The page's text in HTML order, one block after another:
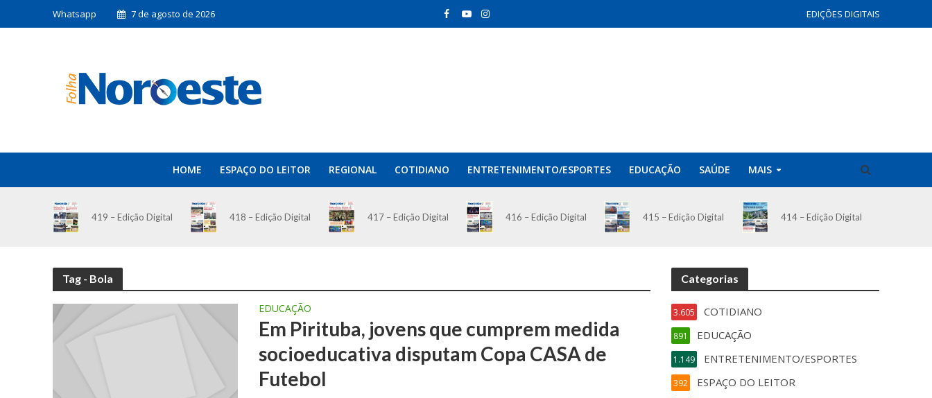
Whatsapp 7 de agosto de 2026 EDIÇÕES DIGITAIS
HOME ESPAÇO DO LEITOR REGIONAL COTIDIANO ENTRETENIMENTO/ESPORTES EDUCAÇÃO SAÚDE MAIS
419 – Edição Digital 418 – Edição Digital 417 – Edição Digital 416 – Edição Digital 415 – Edição Digital 414 – Edição Digital
Tag - Bola
EDUCAÇÃO
Em Pirituba, jovens que cumprem medida
socioeducativa disputam Copa CASA de
Futebol
Categorias
COTIDIANO
3.605
EDUCAÇÃO
891
ENTRETENIMENTO/ESPORTES
1.149
ESPAÇO DO LEITOR
392